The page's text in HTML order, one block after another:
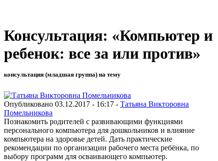
Консультация: «Компьютер и
ребенок: все за или против»
консультация (младшая группа) на тему
Опубликовано 03.12.2017 - 16:17 - Татьяна Викторовна
Помельникова
Познакомить родителей с развивающими функциями
персонального компьютера для дошкольников и влияние
компьютера на здоровье детей. Дать практические
рекомендации по организации рабочего места ребёнка, по
выбору программ для осваивающего компьютер.